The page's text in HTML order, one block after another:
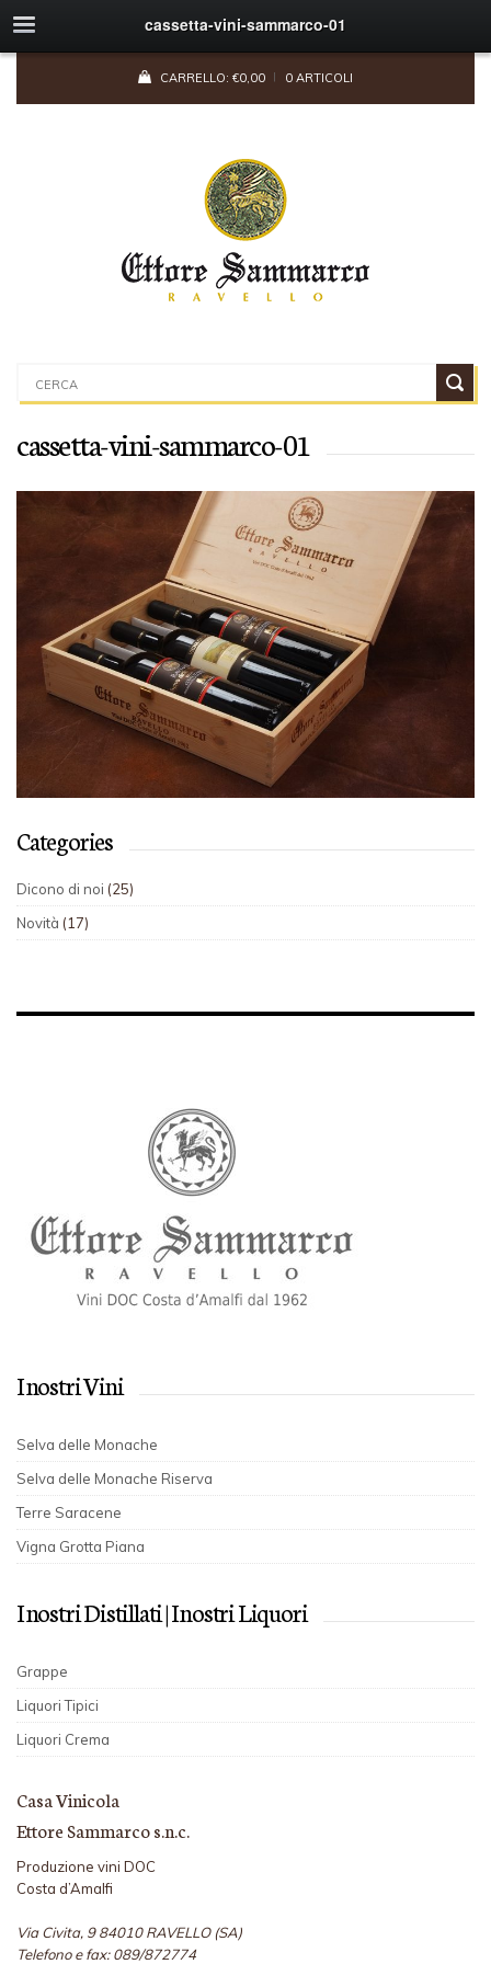
cassetta-vini-sammarco-01
CARRELLO: €0,00 0 ARTICOLI
cassetta-vini-sammarco-01
Categories
Dicono di noi (25)
Novità (17)
I nostri Vini
Selva delle Monache
Selva delle Monache Riserva
Terre Saracene
Vigna Grotta Piana
I nostri Distillati | I nostri Liquori
Grappe
Liquori Tipici
Liquori Crema
Casa Vinicola
Ettore Sammarco s.n.c.
Produzione vini DOC
Costa d’Amalfi
Via Civita, 9 84010 RAVELLO (SA)
Telefono e fax: 089/872774